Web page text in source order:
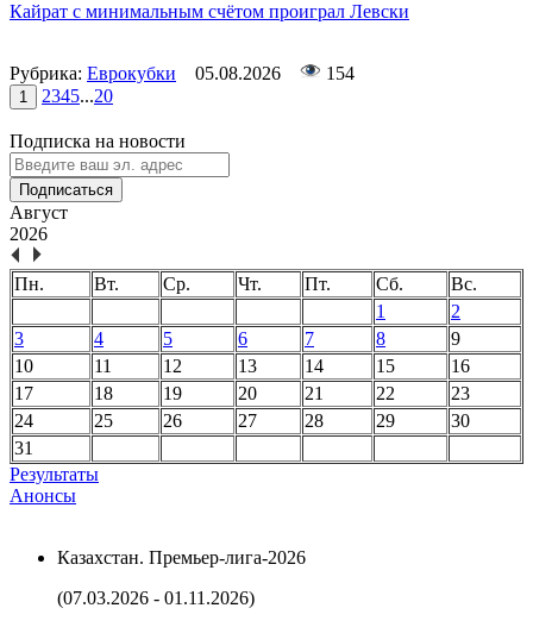
Кайрат с минимальным счётом проиграл Левски
Рубрика: Еврокубки 05.08.2026 154
1 2345...20
Подписка на новости
Подписаться
Август
2026
Пн. Вт. Ср. Чт. Пт. Сб.
Вс.
1
2
3
4 5 6 7 8
9
10
11 12 13 14 15
16
17
18 19 20 21 22
23
24
25 26 27 28 29
30
31
Результаты
Анонсы
Казахстан. Премьер-лига-2026
(07.03.2026 - 01.11.2026)